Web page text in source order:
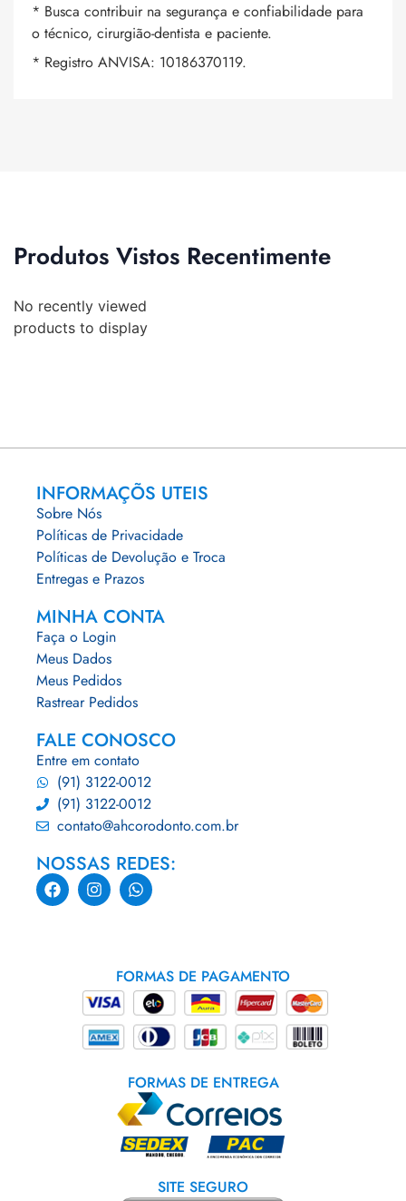
* Busca contribuir na segurança e confiabilidade para
o técnico, cirurgião-dentista e paciente.
* Registro ANVISA: 10186370119.
Produtos Vistos Recentimente
No recently viewed
products to display
INFORMAÇÕS UTEIS
Sobre Nós
Políticas de Privacidade
Políticas de Devolução e Troca
Entregas e Prazos
MINHA CONTA
Faça o Login
Meus Dados
Meus Pedidos
Rastrear Pedidos
FALE CONOSCO
Entre em contato
(91) 3122-0012
(91) 3122-0012
contato@ahcorodonto.com.br
NOSSAS REDES:
FORMAS DE PAGAMENTO
FORMAS DE ENTREGA
SITE SEGURO